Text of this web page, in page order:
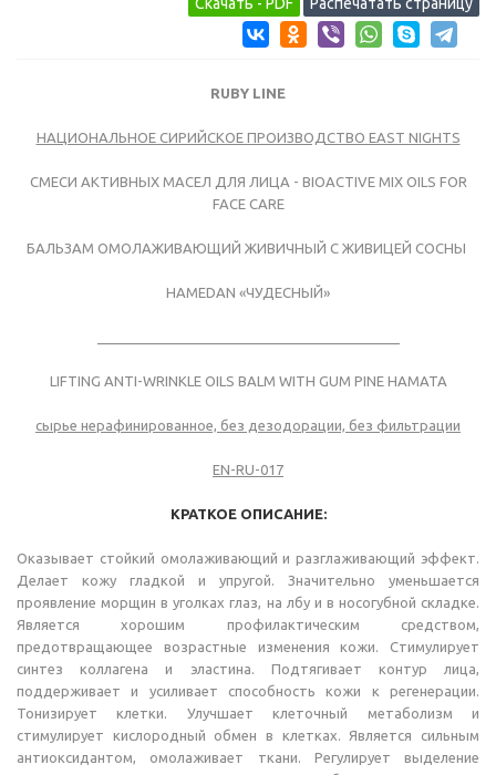
RUBY LINE
НАЦИОНАЛЬНОЕ СИРИЙСКОЕ ПРОИЗВОДСТВО EAST NIGHTS
СМЕСИ АКТИВНЫХ МАСЕЛ ДЛЯ ЛИЦА - BIOACTIVE MIX OILS FOR
FACE CARE
БАЛЬЗАМ ОМОЛАЖИВАЮЩИЙ ЖИВИЧНЫЙ С ЖИВИЦЕЙ СОСНЫ
HAMEDAN «ЧУДЕСНЫЙ»
LIFTING ANTI-WRINKLE OILS BALM WITH GUM PINE HAMATA
сырье нерафинированное, без дезодорации, без фильтрации
EN-RU-017
КРАТКОЕ ОПИСАНИЕ:
Оказывает стойкий омолаживающий и разглаживающий эффект.
Делает кожу гладкой и упругой. Значительно уменьшается
проявление морщин в уголках глаз, на лбу и в носогубной складке.
Является хорошим профилактическим средством,
предотвращающее возрастные изменения кожи. Стимулирует
синтез коллагена и эластина. Подтягивает контур лица,
поддерживает и усиливает способность кожи к регенерации.
Тонизирует клетки. Улучшает клеточный метаболизм и
стимулирует кислородный обмен в клетках. Является сильным
антиоксидантом, омолаживает ткани. Регулирует выделение